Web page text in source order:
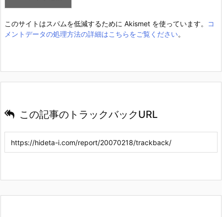
このサイトはスパムを低減するために Akismet を使っています。
コ
メントデータの処理方法の詳細はこちらをご覧ください。
この記事のトラックバックURL